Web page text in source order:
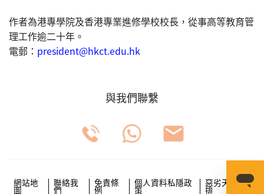
作者為港專學院及香港專業進修學校校長，從事高等教育管
理工作逾二十年。
電郵： president@hkct.edu.hk
與我們聯繫
網站地
圖
聯絡我
們
免責條
例
個人資料私隱政
策
惡劣天氣安
排